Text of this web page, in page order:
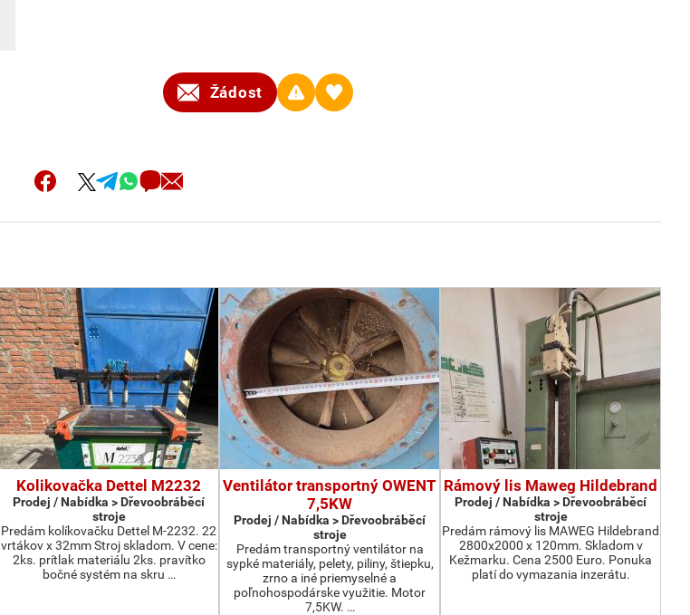
Žádost
Kolikovačka Dettel M2232
Prodej / Nabídka > Dřevoobráběcí
stroje
Predám kolíkovačku Dettel M-2232. 22
vrtákov x 32mm Stroj skladom. V cene:
2ks. prítlak materiálu 2ks. pravítko
bočné systém na skru …
Ventilátor transportný OWENT
7,5KW
Prodej / Nabídka > Dřevoobráběcí
stroje
Predám transportný ventilátor na
sypké materiály, pelety, piliny, štiepku,
zrno a iné priemyselné a
poľnohospodárske využitie. Motor
7,5KW. …
Rámový lis Maweg Hildebrand
Prodej / Nabídka > Dřevoobráběcí
stroje
Predám rámový lis MAWEG Hildebrand
2800x2000 x 120mm. Skladom v
Kežmarku. Cena 2500 Euro. Ponuka
platí do vymazania inzerátu.